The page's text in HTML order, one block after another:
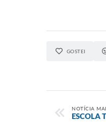
GOSTEI
NOTÍCIA
ESCOLA